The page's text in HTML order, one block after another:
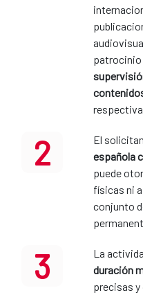
patrocinio
2 El
española
puede
físicas ni
conjunto
3
La
duración
precisas